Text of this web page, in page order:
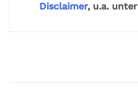
Disclaimer, u.a.